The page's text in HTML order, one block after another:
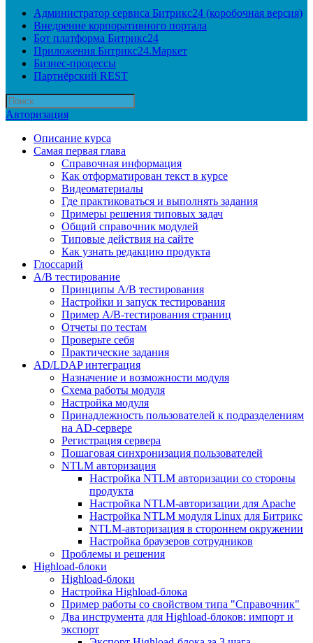
Администратор сервиса Битрикс24 (коробочная версия)
Внедрение корпоративного портала
Бот платформа Битрикс24
Приложения Битрикс24.Маркет
Бизнес-процессы
Партнёрский REST
Авторизация
Описание курса
Самая первая глава
Справочная информация
Как отформатирован текст в курсе
Видеоматериалы
Где практиковаться и выполнять задания
Примеры решения типовых задач
Общий справочник модулей
Типовые действия на сайте
Как узнать редакцию продукта
Глоссарий
A/B тестирование
Принципы A/B тестирования
Настройки и запуск тестирования
Пример A/B-тестирования страниц
Отчеты по тестам
Проверьте себя
Практические задания
AD/LDAP интеграция
Назначение и возможности модуля
Схема работы модуля
Настройка модуля
Принадлежность пользователей к подразделениям
на AD-сервере
Регистрация сервера
Пошаговая синхронизация пользователей
NTLM авторизация
Настройка NTLM авторизации со стороны
продукта
Настройка NTLM-авторизации для Apache
Настройка NTLM модуля Linux для Битрикс
NTLM-авторизация в стороннем окружении
Настройка браузеров сотрудников
Проблемы и решения
Highload-блоки
Highload-блоки
Настройка Highload-блока
Пример работы со свойством типа "Справочник"
Два инструмента для Highload-блоков: импорт и
экспорт